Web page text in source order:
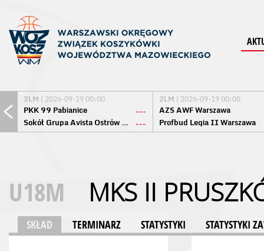
2LM | 2026-09-19 00:00
PKK 99 Pabianice
---
Sokół Grupa Avista Ostrów Maz. ---
2LM | 2026-09-19 00:00
AZS AWF Warszawa
Profbud Legia II Warszawa
U18M MKS II
SKŁAD TERMINARZ STATYSTYKI STATYSTYKI